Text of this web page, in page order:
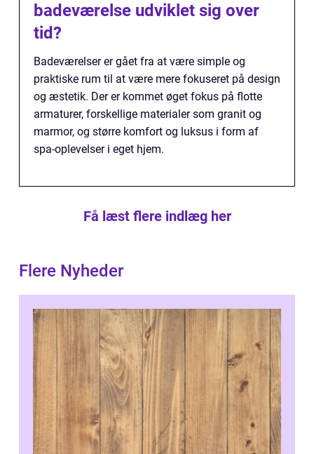
badeværelse udviklet sig over
tid?
Badeværelser er gået fra at være simple og
praktiske rum til at være mere fokuseret på design
og æstetik. Der er kommet øget fokus på flotte
armaturer, forskellige materialer som granit og
marmor, og større komfort og luksus i form af
spa-oplevelser i eget hjem.
Få læst flere indlæg her
Flere Nyheder